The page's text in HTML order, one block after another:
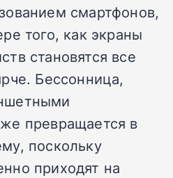
смартфонов,
того, как экраны
становятся все
Бессонница,
превращается в
поскольку
приходят на